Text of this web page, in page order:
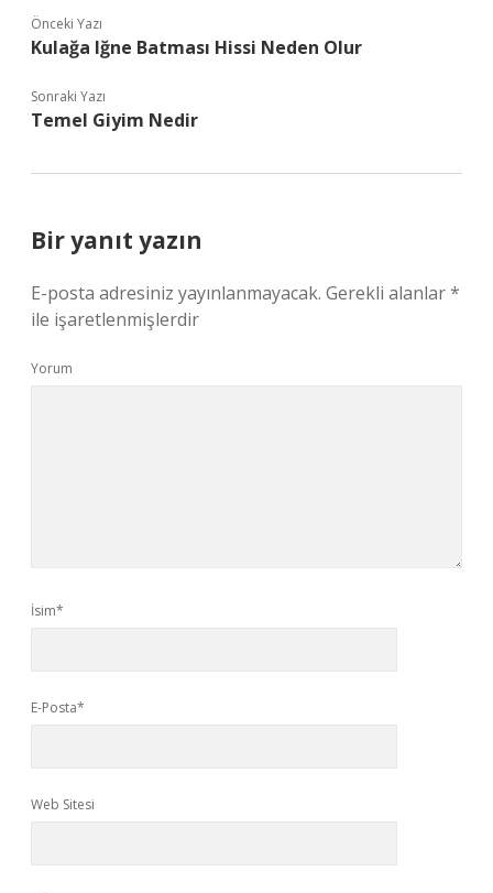
Önceki Yazı
Kulağa Iğne Batması Hissi Neden Olur
Sonraki Yazı
Temel Giyim Nedir
Bir yanıt yazın
E-posta adresiniz yayınlanmayacak. Gerekli alanlar*
ile işaretlenmişlerdir
Yorum
İsim*
E-Posta*
Web Sitesi